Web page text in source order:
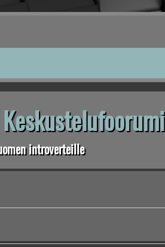
introverteille